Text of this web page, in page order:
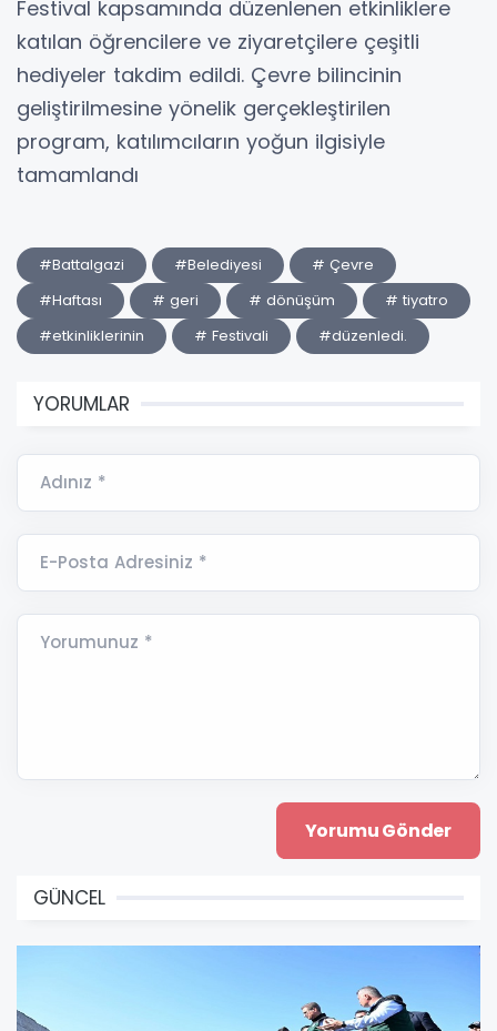
Festival kapsamında düzenlenen etkinliklere
katılan öğrencilere ve ziyaretçilere çeşitli
hediyeler takdim edildi. Çevre bilincinin
geliştirilmesine yönelik gerçekleştirilen
program, katılımcıların yoğun ilgisiyle
tamamlandı
#Battalgazi #Belediyesi
# Çevre
#Haftası
# geri # dönüşüm
# tiyatro
#etkinliklerinin
# Festivali #düzenledi.
YORUMLAR
Adınız *
E-Posta Adresiniz *
Yorumunuz *
GÜNCEL